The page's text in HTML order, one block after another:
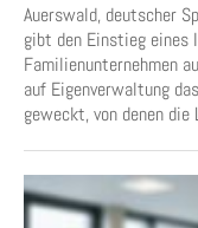
Auerswald, deutscher
gibt den Einstieg eines
Familienunternehmen
auf Eigenverwaltung
geweckt, von denen